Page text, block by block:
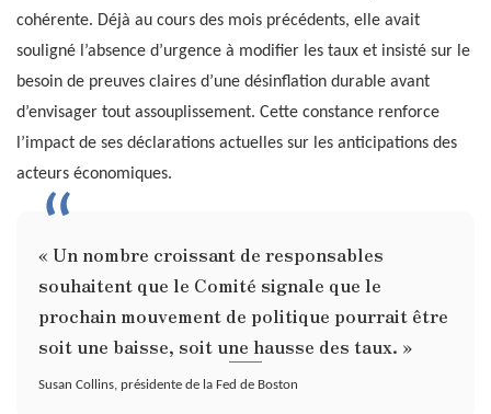
cohérente. Déjà au cours des mois précédents, elle avait
souligné l’absence d’urgence à modifier les taux et insisté sur le
besoin de preuves claires d’une désinflation durable avant
d’envisager tout assouplissement. Cette constance renforce
l’impact de ses déclarations actuelles sur les anticipations des
acteurs économiques.
« Un nombre croissant de responsables
souhaitent que le Comité signale que le
prochain mouvement de politique pourrait être
soit une baisse, soit une hausse des taux. »
Susan Collins, présidente de la Fed de Boston